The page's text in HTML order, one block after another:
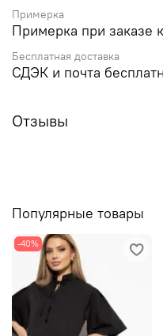
Примерка
Примерка при заказе
Бесплатная доставка
СДЭК и почта
Отзывы
Популярные товары
-40%